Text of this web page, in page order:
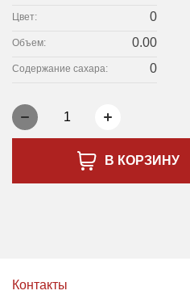
Цвет: 0
Объем: 0.00
Содержание сахара: 0
1
В КОРЗИНУ
Контакты